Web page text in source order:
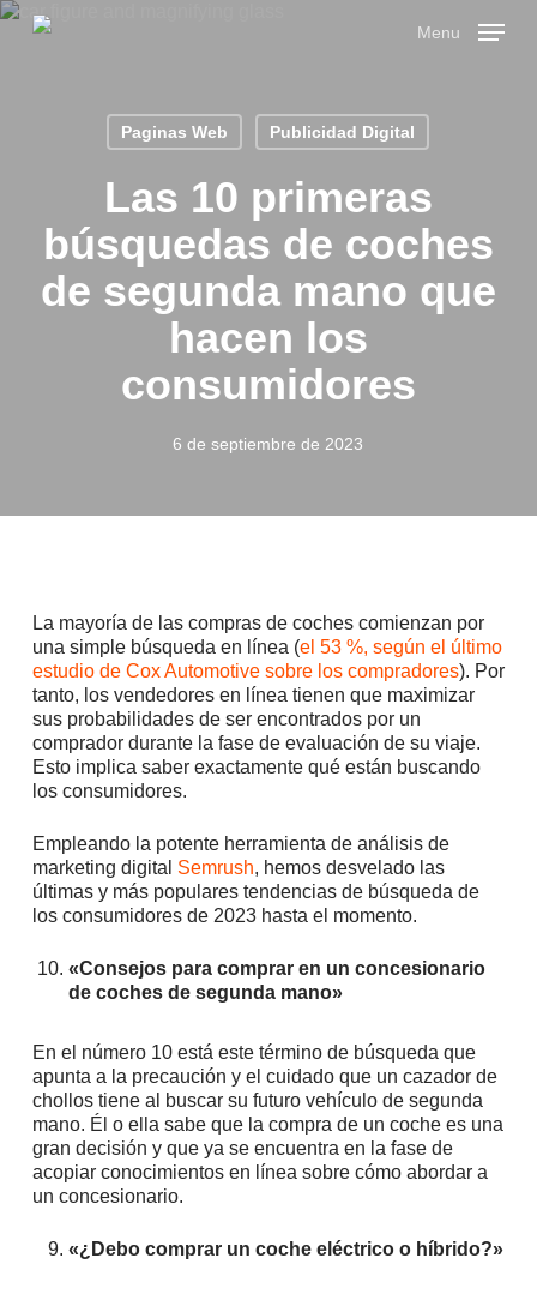
Skip
Menu
Paginas Web Publicidad Digital
Las 10 primeras
búsquedas de coches
de segunda mano que
hacen los
consumidores
6 de septiembre de 2023
La mayoría de las compras de coches comienzan por
una simple búsqueda en línea (el 53 %, según el último
estudio de Cox Automotive sobre los compradores). Por
tanto, los vendedores en línea tienen que maximizar
sus probabilidades de ser encontrados por un
comprador durante la fase de evaluación de su viaje.
Esto implica saber exactamente qué están buscando
los consumidores.
Empleando la potente herramienta de análisis de
marketing digital Semrush, hemos desvelado las
últimas y más populares tendencias de búsqueda de
los consumidores de 2023 hasta el momento.
«Consejos para comprar en un concesionario
de coches de segunda mano»
En el número 10 está este término de búsqueda que
apunta a la precaución y el cuidado que un cazador de
chollos tiene al buscar su futuro vehículo de segunda
mano. Él o ella sabe que la compra de un coche es una
gran decisión y que ya se encuentra en la fase de
acopiar conocimientos en línea sobre cómo abordar a
un concesionario.
«¿Debo comprar un coche eléctrico o híbrido?»